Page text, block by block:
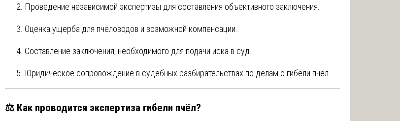
Проведение независимой экспертизы для составления объективного заключения.
Оценка ущерба для пчеловодов и возможной компенсации.
Составление заключения, необходимого для подачи иска в суд.
Юридическое сопровождение в судебных разбирательствах по делам о гибели пчёл.
⚖️ Как проводится экспертиза гибели пчёл?